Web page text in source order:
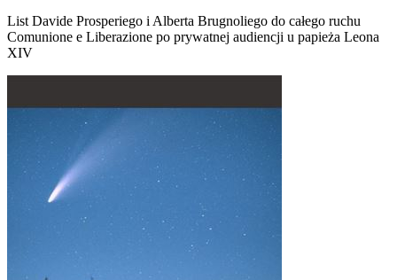
List Davide Prosperiego i Alberta Brugnoliego do całego ruchu
Comunione e Liberazione po prywatnej audiencji u papieża Leona
XIV